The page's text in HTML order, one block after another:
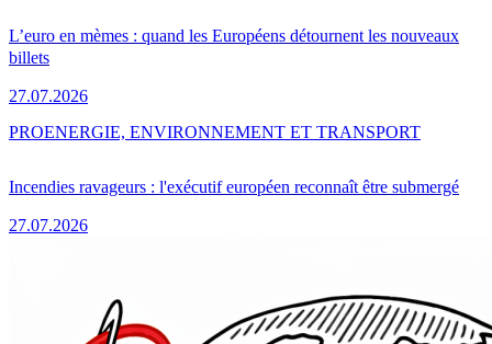
L’euro en mèmes : quand les Européens détournent les nouveaux
billets
27.07.2026
Incendies ravageurs : l'exécutif européen reconnaît être submergé
27.07.2026
PROENERGIE, ENVIRONNEMENT ET TRANSPORT